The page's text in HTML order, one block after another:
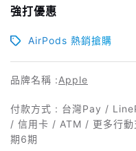
強打優惠
AirPods 熱銷搶購
品牌名稱 :Apple
付款方式 : 台灣Pay /
/ 信用卡 / ATM / 更多行
期6期